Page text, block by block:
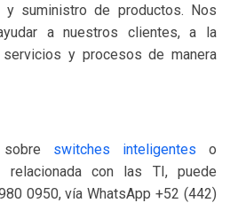
suministro de productos. Nos
a nuestros clientes, a la
y procesos de manera
switches inteligentes o
relacionada con las TI, puede
0950, vía WhatsApp +52 (442)